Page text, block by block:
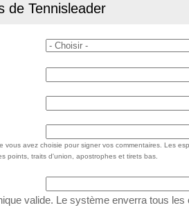
de Tennisleader
vous avez choisie pour signer vos commentaires. Les
points, traits d'union, apostrophes et tirets bas.
valide. Le système enverra tous